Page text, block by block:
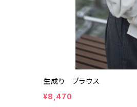
生成り ブラウス
¥8,470